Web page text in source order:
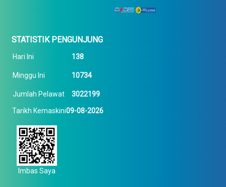
STATISTIK PENGUNJUNG
Hari Ini 138
Minggu Ini 10734
Jumlah Pelawat 3022199
Tarikh Kemaskini09-08-2026
Imbas Saya